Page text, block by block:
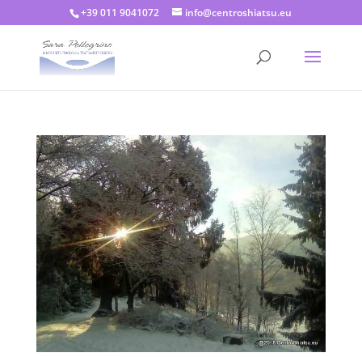
+39 011 9041072 info@centroshiatsu.eu